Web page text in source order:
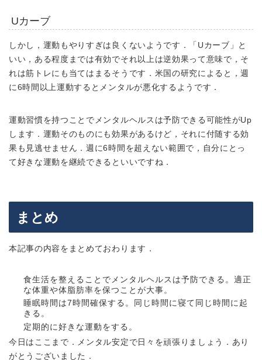
Uカーブ
しかし，運動もやりすぎは良くないようです．「Uカーブ」と
いい，ある程度までは有効でそれ以上は逆効果って意味で，そ
れは筋トレにも当てはまるそうです．米国の研究によると，週
に6時間以上運動するとメンタルが悪化するようです．
運動習慣を持つことでメンタルヘルスは予防できる可能性がUp
します．運動そのものにも効果があるけど，それに付随する効
果も見逃せません．週に6時間を超えない範囲で，自分にとっ
て好きな運動を継続できるといいですね．
まとめ
本記事の内容をまとめておわります．
食生活を整える ことでメンタルヘルスは予防できる。適正
な体重や体脂肪率を保つことが大事。
睡眠時間は7時間 確保する。同じ時間に寝て同じ時間に起
きる。
定期的に好きな運動 をする。
今日はここまで．メンタル安定で日々を頑張りましょう．あり
がとうございました．